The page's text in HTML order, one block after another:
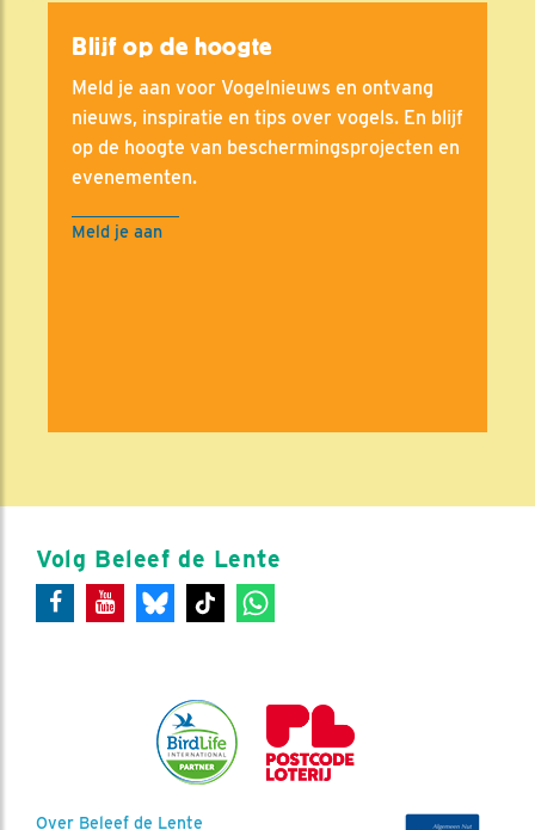
Blijf op de hoogte
Meld je aan voor Vogelnieuws en ontvang
nieuws, inspiratie en tips over vogels. En blijf
op de hoogte van beschermingsprojecten en
evenementen.
Meld je aan
Volg Beleef de Lente
Over Beleef de Lente